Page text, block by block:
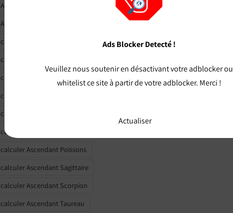
Ascendant Verseau calcul
Ascendant Vierge calcul
calculer Ascendant Balance
calculer Ascendant Bélier
calculer Ascendant Cancer
calculer Ascendant Capricorne
calculer Ascendant Gémeaux
calculer Ascendant Lion
calculer Ascendant Poissons
calculer Ascendant Sagittaire
calculer Ascendant Scorpion
calculer Ascendant Taureau
Ads Blocker Detecté !
Veuillez nous soutenir en désactivant votre adblocker ou
whitelist ce site à partir de votre adblocker. Merci !
Actualiser